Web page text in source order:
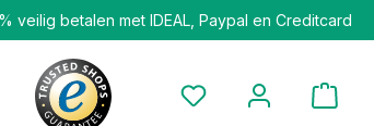
veilig betalen met IDEAL, Paypal en Creditcard